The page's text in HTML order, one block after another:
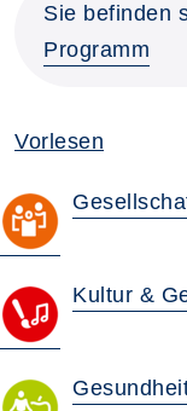
Sie befinden
Programm
Vorlesen
Kultur &